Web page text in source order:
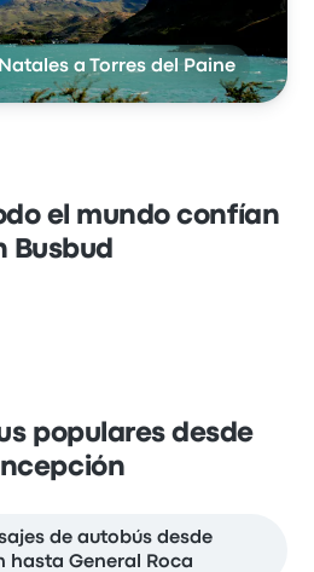
a Torres del Paine
el mundo confían
Busbud
populares desde
de autobús desde
hasta General Roca